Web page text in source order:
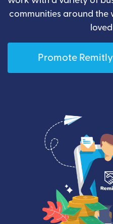
communities around the
Promote